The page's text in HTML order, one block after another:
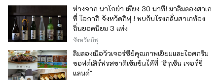
ห่างจาก นาโกย่า เพียง 30 นาที! มาลิ้มลองสาเก
ที่ โอกากิ จังหวัดกิฟุ ! พบกับโรงกลั่นสาเกท้อง
ถิ่นยอดนิยม 3 แห่ง
จังหวัดกิฟุ
ลิ้มลองเนื้อวัวเจอร์ซีย์คุณภาพเยี่ยมและไอศกรีม
ซอฟต์เสิร์ฟรสชาติเข้มข้นได้ที่ "ฮิรุเซ็น เจอร์ซี่
แลนด์"